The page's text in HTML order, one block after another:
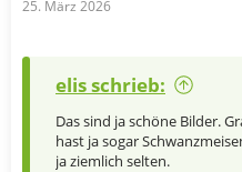
25. März 2026
elis schrieb:
Das sind ja schöne Bilder.
hast ja sogar
ja ziemlich selten.